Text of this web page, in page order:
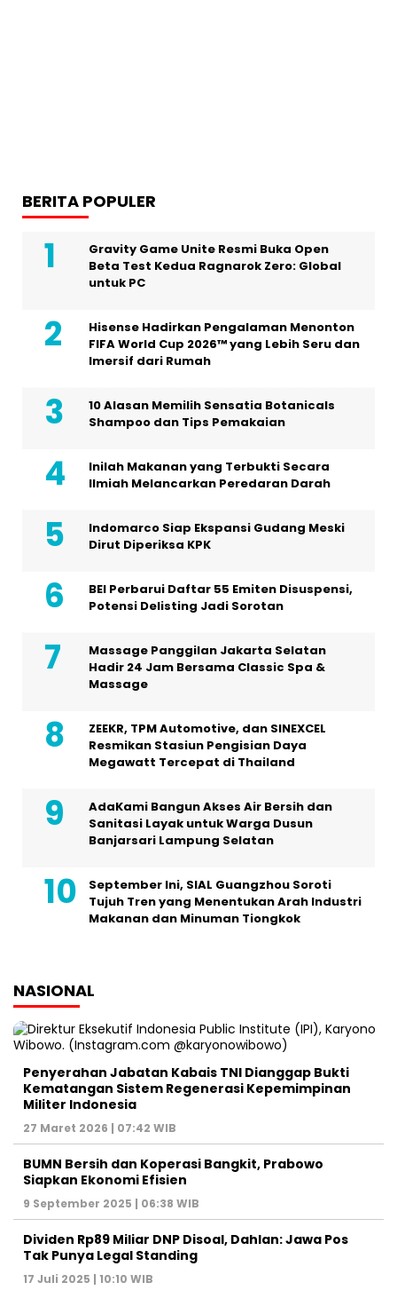
BERITA POPULER
Gravity Game Unite Resmi Buka Open
Beta Test Kedua Ragnarok Zero: Global
untuk PC
Hisense Hadirkan Pengalaman Menonton
FIFA World Cup 2026™ yang Lebih Seru dan
Imersif dari Rumah
10 Alasan Memilih Sensatia Botanicals
Shampoo dan Tips Pemakaian
Inilah Makanan yang Terbukti Secara
Ilmiah Melancarkan Peredaran Darah
Indomarco Siap Ekspansi Gudang Meski
Dirut Diperiksa KPK
BEI Perbarui Daftar 55 Emiten Disuspensi,
Potensi Delisting Jadi Sorotan
Massage Panggilan Jakarta Selatan
Hadir 24 Jam Bersama Classic Spa &
Massage
ZEEKR, TPM Automotive, dan SINEXCEL
Resmikan Stasiun Pengisian Daya
Megawatt Tercepat di Thailand
AdaKami Bangun Akses Air Bersih dan
Sanitasi Layak untuk Warga Dusun
Banjarsari Lampung Selatan
September Ini, SIAL Guangzhou Soroti
Tujuh Tren yang Menentukan Arah Industri
Makanan dan Minuman Tiongkok
NASIONAL
Penyerahan Jabatan Kabais TNI Dianggap Bukti
Kematangan Sistem Regenerasi Kepemimpinan
Militer Indonesia
27 Maret 2026 | 07:42 WIB
BUMN Bersih dan Koperasi Bangkit, Prabowo
Siapkan Ekonomi Efisien
9 September 2025 | 06:38 WIB
Dividen Rp89 Miliar DNP Disoal, Dahlan: Jawa Pos
Tak Punya Legal Standing
17 Juli 2025 | 10:10 WIB